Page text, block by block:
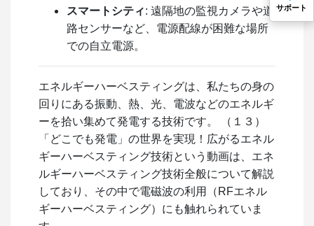
スマートシティ: 遠隔地の監視カメラや道
路センサーなど、電源配線が困難な場所
での自立電源。
エネルギーハーベスティングは、私たちの身の
回りにある振動、熱、光、電波などのエネルギ
ーを拾い集めて発電する技術です。 （１３）
「どこでも発電」の世界を実現！広がるエネル
ギーハーベスティング技術という動画は、エネ
ルギーハーベスティング技術全般について解説
しており、その中で電磁波の利用（RFエネル
ギーハーベスティング）にも触れられていま
サポート